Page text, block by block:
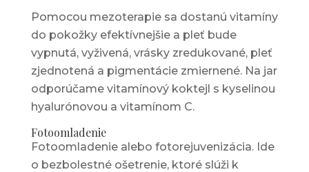
Pomocou mezoterapie sa dostanú vitamíny
do pokožky efektívnejšie a pleť bude
vypnutá, vyživená, vrásky zredukované, pleť
zjednotená a pigmentácie zmiernené. Na jar
odporúčame vitamínový koktejl s kyselinou
hyalurónovou a vitamínom C.
Fotoomladenie
Fotoomladenie alebo fotorejuvenizácia. Ide
o bezbolestné ošetrenie, ktoré slúži k